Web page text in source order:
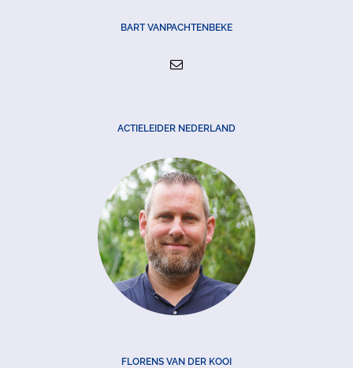
BART VANPACHTENBEKE
ACTIELEIDER NEDERLAND
FLORENS VAN DER KOOI